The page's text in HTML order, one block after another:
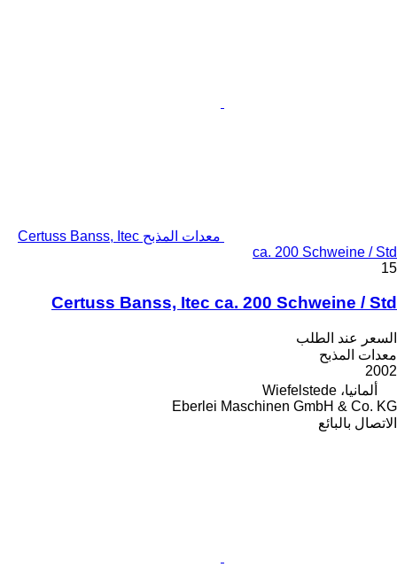
معدات المذبح Certuss Banss, Itec
ca. 200 Schweine / Std
15
Certuss Banss, Itec ca. 200 Schweine / Std
السعر عند الطلب
معدات المذبح
2002
ألمانيا، Wiefelstede
Eberlei Maschinen GmbH & Co. KG
الاتصال بالبائع